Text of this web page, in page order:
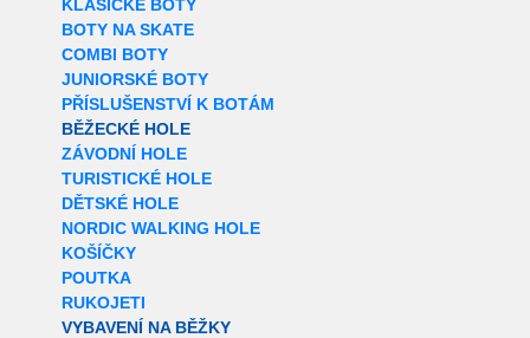
KLASICKÉ BOTY
BOTY NA SKATE
COMBI BOTY
JUNIORSKÉ BOTY
PŘÍSLUŠENSTVÍ K BOTÁM
BĚŽECKÉ HOLE
ZÁVODNÍ HOLE
TURISTICKÉ HOLE
DĚTSKÉ HOLE
NORDIC WALKING HOLE
KOŠÍČKY
POUTKA
RUKOJETI
VYBAVENÍ NA BĚŽKY